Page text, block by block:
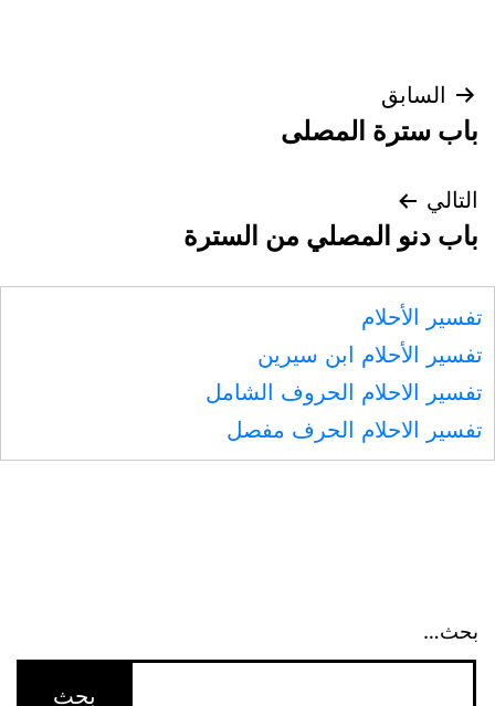
تصفّح
المقالات
السابق
باب سترة المصلى
التالي
باب دنو المصلي من السترة
تفسير الأحلام
تفسير الأحلام ابن سيرين
تفسير الاحلام الحروف الشامل
تفسير الاحلام الحرف مفصل
بحث…